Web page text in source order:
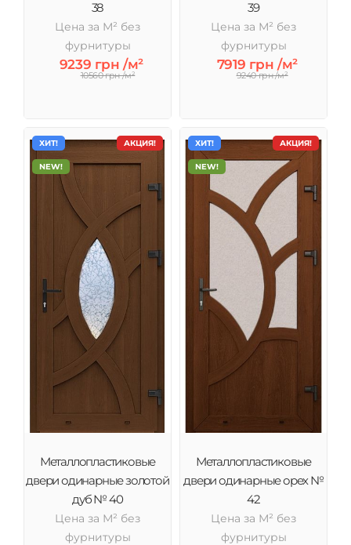
38
Цена за М² без
фурнитуры
9239 грн /м²
10560 грн /м²
39
Цена за М² без
фурнитуры
7919 грн /м²
9240 грн /м²
АКЦИЯ!
ХИТ!
NEW!
Металлопластиковые
двери одинарные золотой
дуб № 40
Цена за М² без
фурнитуры
АКЦИЯ!
ХИТ!
NEW!
Металлопластиковые
двери одинарные орех №
42
Цена за М² без
фурнитуры